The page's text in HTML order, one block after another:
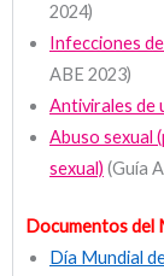
2024)
Infecciones
ABE 2023)
Antivirales de
Abuso sexual
sexual) (Guía
Documentos del
Día Mundial